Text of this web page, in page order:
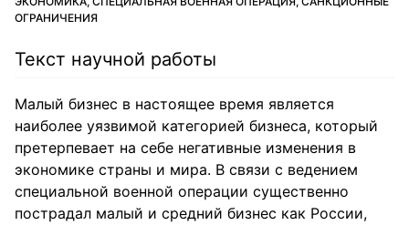
ОГРАНИЧЕНИЯ
Текст научной работы
Малый бизнес в настоящее время является
наиболее уязвимой категорией бизнеса, который
претерпевает на себе негативные изменения в
экономике страны и мира. В связи с ведением
специальной военной операции существенно
пострадал малый и средний бизнес как России,